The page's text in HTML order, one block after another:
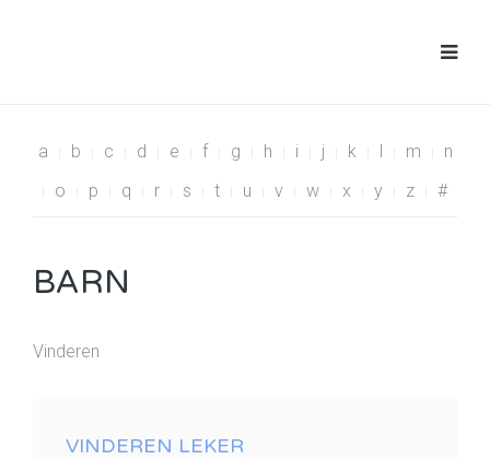
a b c d e f g h i j k l m
n
o
p q r s t u v w x y z #
BARN
Vinderen
VINDEREN LEKER